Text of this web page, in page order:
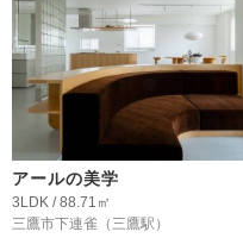
アールの美学
3LDK / 88.71㎡
三鷹市下連雀 （三鷹駅）